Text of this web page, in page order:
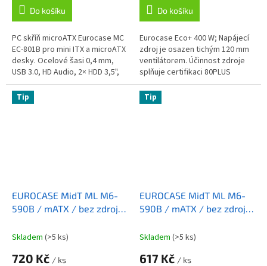
Do košíku
PC skříň microATX Eurocase MC
EC-801B pro mini ITX a microATX
desky. Ocelové šasi 0,4 mm,
USB 3.0, HD Audio, 2× HDD 3,5",
3× SSD 2,5", max. CPU chladič
145 mm, max. GPU 220 mm.
Do košíku
Eurocase Eco+ 400 W; Napájecí
zdroj je osazen tichým 120 mm
ventilátorem. Účinnost zdroje
splňuje certifikaci 80PLUS
Bronze. ZÁKLADNÍ SPECIFIKACE;
Výkon: 400 W; Velikost...
Tip
EUROCASE MidT ML M6-
590B / mATX / bez zdroje
černá
Skladem (>5 ks)
720 Kč / ks
Tip
EUROCASE MidT ML M6-
590B / mATX / bez zdroje
Skladem (>5 ks)
617 Kč / ks